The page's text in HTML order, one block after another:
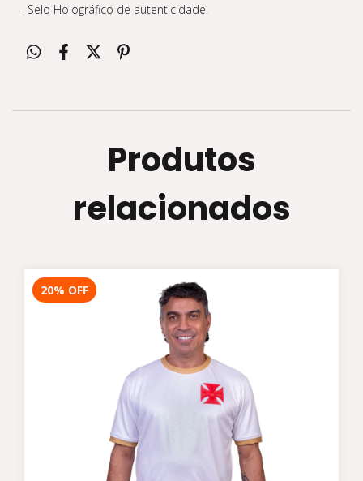
- Selo Holográfico de autenticidade.
Produtos
relacionados
20% OFF